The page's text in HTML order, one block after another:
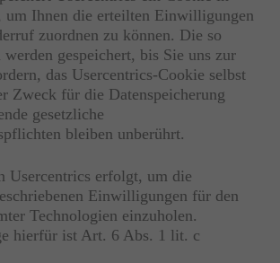
um Ihnen die erteilten Einwilligungen
zuordnen zu können. Die so
werden gespeichert, bis Sie uns zur
das Usercentrics-Cookie selbst
Zweck für die Datenspeicherung
gesetzliche
bleiben unberührt.
Usercentrics erfolgt, um die
Einwilligungen für den
Technologien einzuholen.
hierfür ist Art. 6 Abs. 1 lit. c